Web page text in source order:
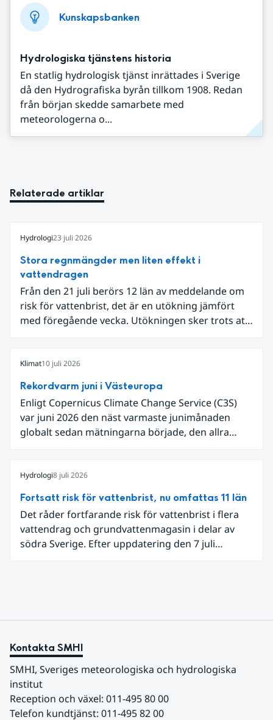
Kunskapsbanken
Hydrologiska tjänstens historia
En statlig hydrologisk tjänst inrättades i Sverige
då den Hydrografiska byrån tillkom 1908. Redan
från början skedde samarbete med
meteorologerna o...
Relaterade artiklar
Hydrologi23 juli 2026
Stora regnmängder men liten effekt i
vattendragen
Från den 21 juli berörs 12 län av meddelande om
risk för vattenbrist, det är en utökning jämfört
med föregående vecka. Utökningen sker trots att
och att det på en del håll då kom rikliga
nederbördsmängder.
Klimat10 juli 2026
Rekordvarm juni i Västeuropa
Enligt Copernicus Climate Change Service (C3S)
var juni 2026 den näst varmaste junimånaden
globalt sedan mätningarna började, den allra
begränsar oss till Västeuropa var det den allra
varmaste juni. Detta betingades till stor del av en
extrem hetta i slutet av månaden. Världshavens
ytvattentemperaturer var den högsta som
uppmätts för en juni månad, vilket ligger i fas med
en framväxande El Niño i Stilla havet.
Hydrologi8 juli 2026
Fortsatt risk för vattenbrist, nu omfattas 11 län
Det råder fortfarande risk för vattenbrist i flera
vattendrag och grundvattenmagasin i delar av
södra Sverige. Efter uppdatering den 7 juli
vakthavande hydrolog på SMHI.
Kontakta SMHI
SMHI, Sveriges meteorologiska och hydrologiska
institut
Reception och växel: 011-495 80 00
Telefon kundtjänst: 011-495 82 00